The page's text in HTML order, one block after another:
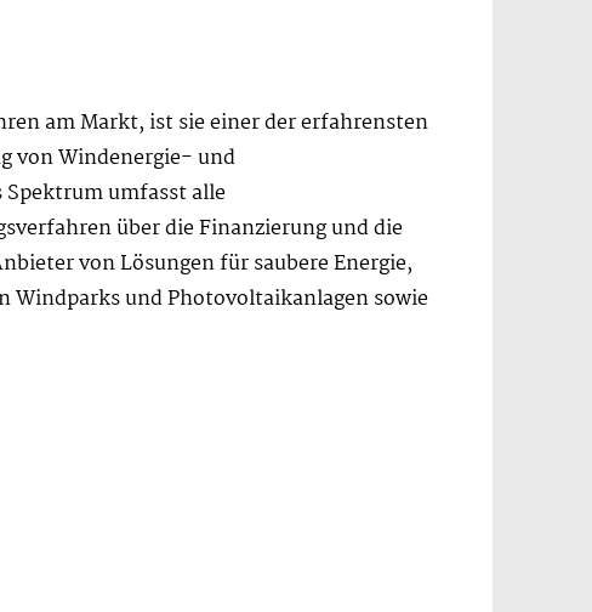
am Markt, ist sie einer der erfahrensten
von Windenergie- und
umfasst alle
über die Finanzierung und die
von Lösungen für saubere Energie,
Windparks und Photovoltaikanlagen sowie